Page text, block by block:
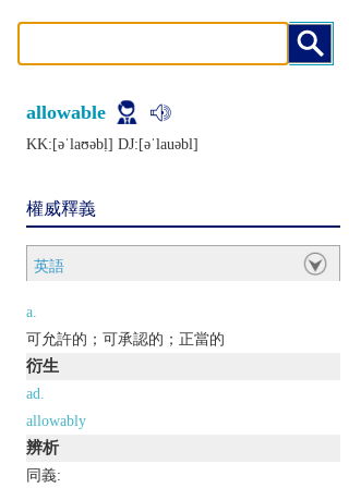
allowable
KK:[ǝˈlaʊǝbḷ] DJ:[ǝˈlauǝbl]
權威釋義
英語
a.
可允許的；可承認的；正當的
衍生
ad.
allowably
辨析
同義: